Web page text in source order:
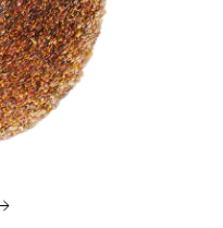
eeuwigheid